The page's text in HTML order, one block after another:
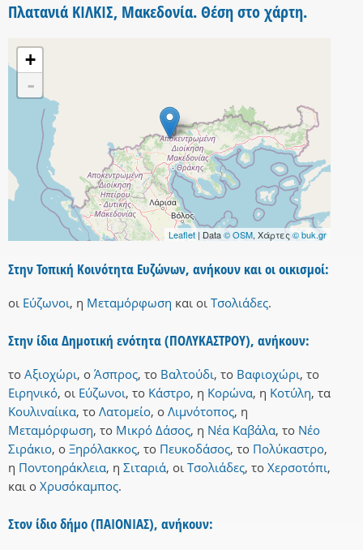
Πλατανιά ΚΙΛΚΙΣ, Μακεδονία. Θέση στο χάρτη.
+
-
Leaflet | Data© OSM, Χάρτες© buk.gr
Στην Τοπική Κοινότητα Ευζώνων, ανήκουν και οι οικισμοί:
οι Εύζωνοι, η Μεταμόρφωση και οι Τσολιάδες.
Στην ίδια Δημοτική ενότητα (ΠΟΛΥΚΑΣΤΡΟΥ), ανήκουν:
το Αξιοχώρι, ο Άσπρος, το Βαλτούδι, το Βαφιοχώρι, το
Ειρηνικό, οι Εύζωνοι, το Κάστρο, η Κορώνα, η Κοτύλη, τα
Κουλιναίικα, το Λατομείο, ο Λιμνότοπος, η
Μεταμόρφωση, το Μικρό Δάσος, η Νέα Καβάλα, το Νέο
Σιράκιο, ο Ξηρόλακκος, το Πευκοδάσος, το Πολύκαστρο,
η Ποντοηράκλεια, η Σιταριά, οι Τσολιάδες, το Χερσοτόπι,
και ο Χρυσόκαμπος.
Στον ίδιο δήμο (ΠΑΙΟΝΙΑΣ), ανήκουν: